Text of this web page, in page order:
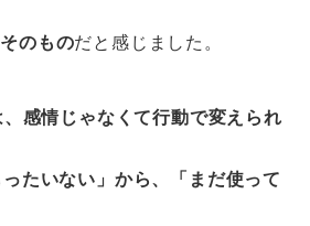
のものだと感じました。
感情じゃなくて行動で変えられ
ったいない」から、「まだ使って